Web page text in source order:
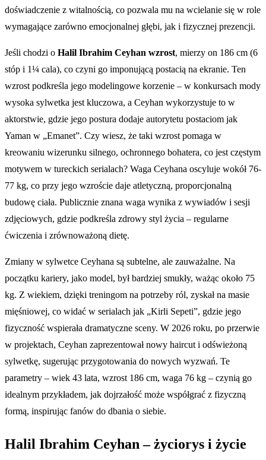
doświadczenie z witalnością, co pozwala mu na wcielanie się w role
wymagające zarówno emocjonalnej głębi, jak i fizycznej prezencji.
Jeśli chodzi o Halil Ibrahim Ceyhan wzrost, mierzy on 186 cm (6
stóp i 1¼ cala), co czyni go imponującą postacią na ekranie. Ten
wzrost podkreśla jego modelingowe korzenie – w konkursach mody
wysoka sylwetka jest kluczowa, a Ceyhan wykorzystuje to w
aktorstwie, gdzie jego postura dodaje autorytetu postaciom jak
Yaman w „Emanet”. Czy wiesz, że taki wzrost pomaga w
kreowaniu wizerunku silnego, ochronnego bohatera, co jest częstym
motywem w tureckich serialach? Waga Ceyhana oscyluje wokół 76-
77 kg, co przy jego wzroście daje atletyczną, proporcjonalną
budowę ciała. Publicznie znana waga wynika z wywiadów i sesji
zdjęciowych, gdzie podkreśla zdrowy styl życia – regularne
ćwiczenia i zrównoważoną dietę.
Zmiany w sylwetce Ceyhana są subtelne, ale zauważalne. Na
początku kariery, jako model, był bardziej smukły, ważąc około 75
kg. Z wiekiem, dzięki treningom na potrzeby ról, zyskał na masie
mięśniowej, co widać w serialach jak „Kirli Sepeti”, gdzie jego
fizyczność wspierała dramatyczne sceny. W 2026 roku, po przerwie
w projektach, Ceyhan zaprezentował nowy haircut i odświeżoną
sylwetkę, sugerując przygotowania do nowych wyzwań. Te
parametry – wiek 43 lata, wzrost 186 cm, waga 76 kg – czynią go
idealnym przykładem, jak dojrzałość może współgrać z fizyczną
formą, inspirując fanów do dbania o siebie.
Halil Ibrahim Ceyhan – życiorys i życie